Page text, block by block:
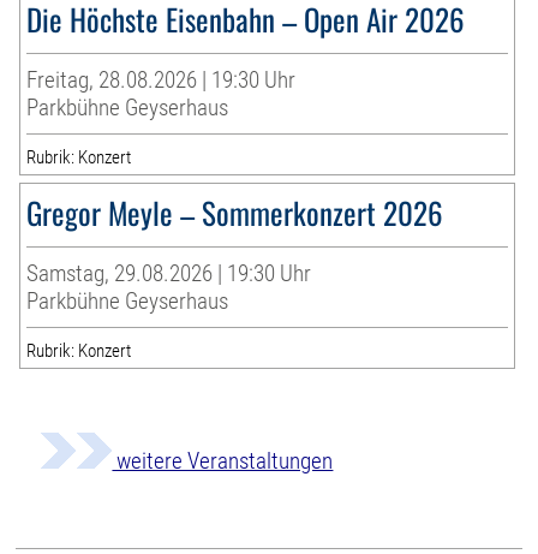
Die Höchste Eisenbahn – Open Air 2026
Freitag, 28.08.2026 | 19:30 Uhr
Parkbühne Geyserhaus
Rubrik: Konzert
Gregor Meyle – Sommerkonzert 2026
Samstag, 29.08.2026 | 19:30 Uhr
Parkbühne Geyserhaus
Rubrik: Konzert
weitere Veranstaltungen